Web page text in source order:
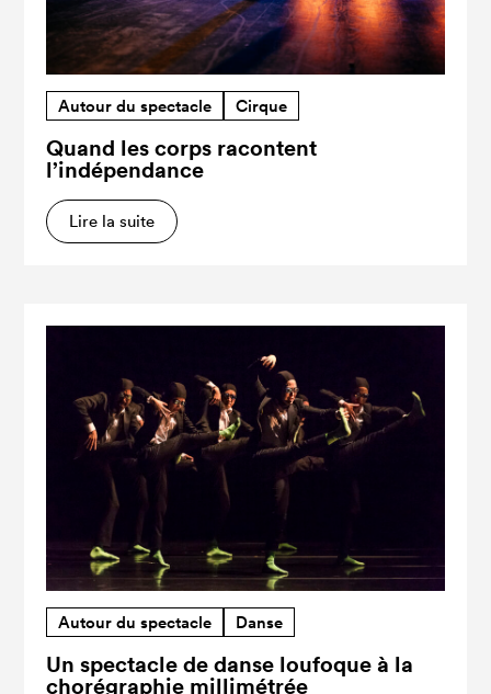
Autour du spectacle Cirque
Quand les corps racontent
l’indépendance
Lire la suite
Autour du spectacle Danse
Un spectacle de danse loufoque à la
chorégraphie millimétrée